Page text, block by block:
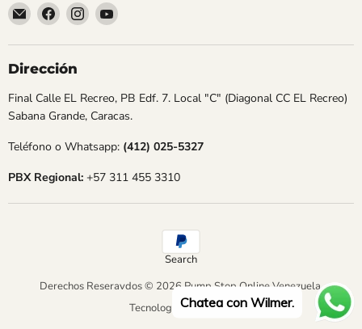
Encuéntrenos
Correo
electrónico
Encuéntrenos
Facebook
Encuéntrenos
Instagram
Encuéntrenos
YouTube
Dirección
Final Calle EL Recreo, PB Edf. 7. Local "C" (Diagonal CC EL Recreo)
Sabana Grande, Caracas.
Teléfono o Whatsapp: (412) 025-5327
PBX Regional: +57 311 455 3310
Search
Derechos Reseravdos © 2026 Pump Stop Online Venezuela.
Tecnología de ShopifyChatea con Wilmer.